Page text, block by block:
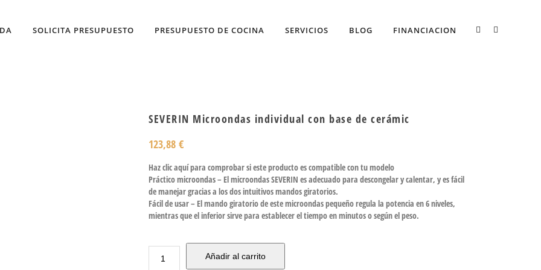
SOLICITA PRESUPUESTO PRESUPUESTO DE COCINA SERVICIOS BLOG FINANCIACION
SEVERIN Microondas individual con base de cerámic
123,88 €
Haz clic aquí para comprobar si este producto es compatible con tu modelo
Práctico microondas – El microondas SEVERIN es adecuado para descongelar y calentar, y es fácil
de manejar gracias a los dos intuitivos mandos giratorios.
Fácil de usar – El mando giratorio de este microondas pequeño regula la potencia en 6 niveles,
mientras que el inferior sirve para establecer el tiempo en minutos o según el peso.
Añadir al carrito